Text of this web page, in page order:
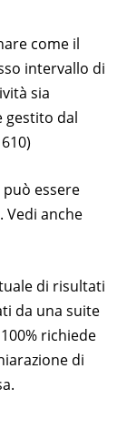
come il
intervallo di
sia
gestito dal
essere
Vedi anche
di risultati
da una suite
richiede
di